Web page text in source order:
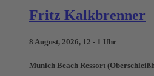
Fritz Kalkbrenner
8 August, 2026, 12 - 1 Uhr
Munich Beach Ressort